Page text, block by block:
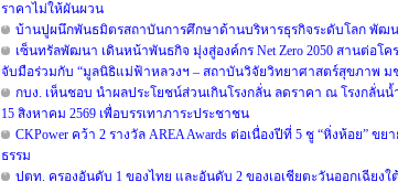
ราคาไม่ให้ผันผวน
บ้านปูผนึกพันธมิตรสถาบันการศึกษาด้านบริหารธุรกิจระดับโลก พัฒ
เซ็นทรัลพัฒนา เดินหน้าพันธกิจ มุ่งสู่องค์กร Net Zero 2050 สานต่อโ
จับมือร่วมกับ “มูลนิธิแม่ฟ้าหลวงฯ – สถาบันวิจัยวิทยาศาสตร์สุขภาพ ม
กบง. เห็นชอบ นำผลประโยชน์ส่วนเกินโรงกลั่น ลดราคา ณ โรงกลั่
15 สิงหาคม 2569 เพื่อบรรเทาภาระประชาชน
CKPower คว้า 2 รางวัล AREA Awards ต่อเนื่องปีที่ 5 ชู “หิ่งห้อย”
ธรรม
ปตท. ครองอันดับ 1 ของไทย และอันดับ 2 ของเอเชียตะวันออกเฉียงใต้